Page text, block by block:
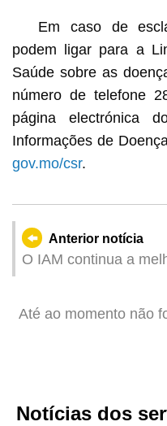
Em caso de
podem ligar para a
Saúde sobre as
número de telefone
página electrónica
Informações de
gov.mo/csr.
Anterior notícia
O IAM continua a
cumprimento da lei
Até ao momento não
Notícias dos